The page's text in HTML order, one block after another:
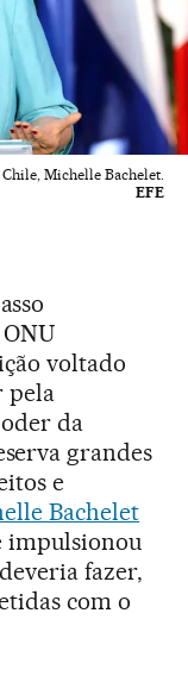
Michelle Bachelet.
EFE
voltado
pela
da
grandes
e
Bachelet
impulsionou
fazer,
com o